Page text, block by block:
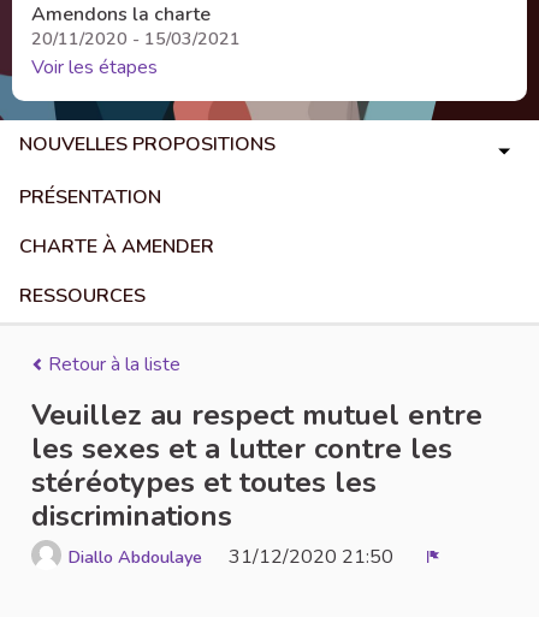
Amendons la charte
20/11/2020 - 15/03/2021
Voir les étapes
NOUVELLES PROPOSITIONS
PRÉSENTATION
CHARTE À AMENDER
RESSOURCES
Retour à la liste
Veuillez au respect mutuel entre
les sexes et a lutter contre les
stéréotypes et toutes les
discriminations
Diallo Abdoulaye 31/12/2020 21:50